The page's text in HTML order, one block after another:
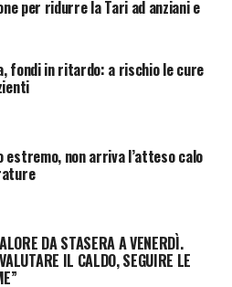
per ridurre la Tari ad anziani e
fondi in ritardo: a rischio le cure
estremo, non arriva l’atteso calo
DA STASERA A VENERDÌ.
IL CALDO, SEGUIRE LE